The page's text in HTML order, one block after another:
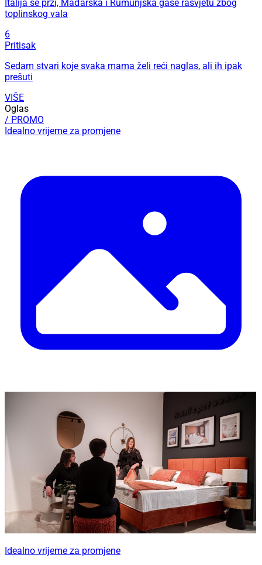
Italija se prži, Mađarska i Rumunjska gase rasvjetu zbog
toplinskog vala
6
Pritisak
Sedam stvari koje svaka mama želi reći naglas, ali ih ipak
prešuti
VIŠE
Oglas
/ PROMO
Idealno vrijeme za promjene
Idealno vrijeme za promjene